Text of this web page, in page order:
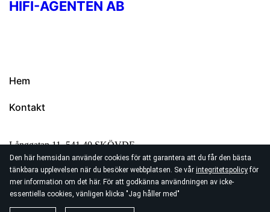
Den här hemsidan använder cookies för att garantera att du får den bästa
tänkbara upplevelsen när du besöker webbplatsen. Se vår integritetspolicyför
mer information om det här. För att godkänna användningen av icke-
essentiella cookies, vänligen klicka "Jag håller med"
HIFI-AGENTEN AB
Långgatan 11, 541 40 SKÖVDE
+46 (0)500416980
info@hifi-agenten.se
Hem
Kontakt
© 2026 HiFi-Agenten AB